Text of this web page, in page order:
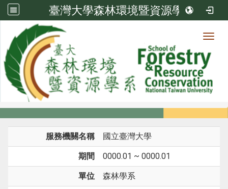
臺灣大學森林環境暨資源學系
系所成員
系所成員
服務機關名稱 國立臺灣大學
期間 0000.01 ~ 0000.01
單位 森林學系